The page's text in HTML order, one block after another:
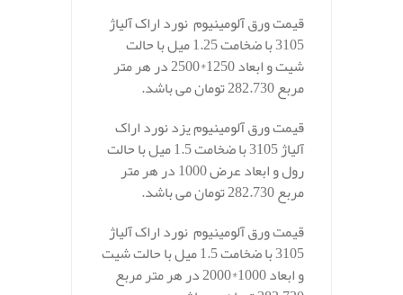
قیمت ورق آلومینیوم نورد اراک آلیاژ
3105 با ضخامت 1.25 میل با حالت
شیت و ابعاد 1250*2500 در هر متر
مربع 282.730 تومان می باشد.
قیمت ورق آلومینیوم یزد نورد اراک
آلیاژ 3105 با ضخامت 1.5 میل با حالت
رول و ابعاد عرض 1000 در هر متر
مربع 282.730 تومان می باشد.
قیمت ورق آلومینیوم نورد اراک آلیاژ
3105 با ضخامت 1.5 میل با حالت شیت
و ابعاد 1000*2000 در هر متر مربع